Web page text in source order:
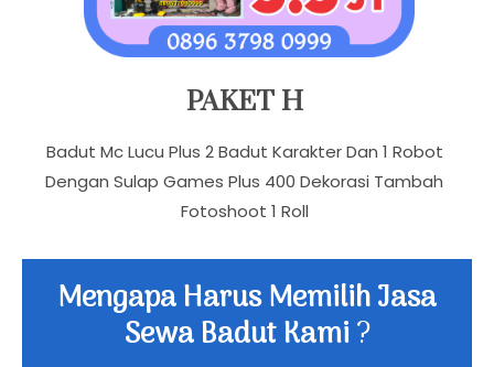
PAKET H
Badut Mc Lucu Plus 2 Badut Karakter Dan 1 Robot
Dengan Sulap Games Plus 400 Dekorasi Tambah
Fotoshoot 1 Roll
Mengapa Harus Memilih Jasa
Sewa Badut Kami?